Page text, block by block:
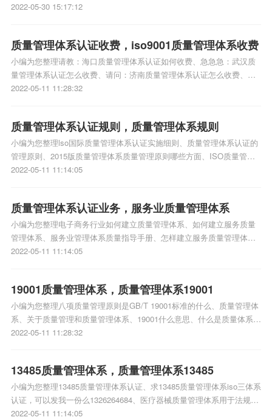
证必须弄吗相关iso体系认证知识，详情可查看下方正文！
2022-05-30 15:17:12
质量管理体系认证收费，iso9001质量管理体系收费
小编为您整理请教：海口质量管理体系认证如何收费、急急急：武汉质
量管理体系认证怎么收费、请问：济南质量管理体系认证怎么收费、在
线等：上海市质量管理体系认证怎么收费、请教：上海市质量管理体系
2022-05-11 11:28:32
质量管理体系认证规则，质量管理体系规则
小编为您整理lso国际质量管理体系认证实施细则、质量管理体系认证的
管理原则、2015版质量管理体系质量管理原则哪些方面、ISO质量管理
体系的iso三体系认证编码规则谁有、质量管理体系认证哪里正规啊相关
2022-05-11 11:14:05
质量管理体系认证业务，服务业质量管理体系
小编为您整理电子商务行业如何建立质量管理体系、如何建立服务质量
管理体系、服务业管理体系质量指导手册、怎样建立服务质量管理体
系、iso9001质量管理体系认证服务比较到位吗相关iso体系认证知识，
2022-05-11 11:14:05
19001质量管理体系，质量管理体系19001
小编为您整理八项质量管理原则是GB/T 19001标准的什么、质量管理体
系、关于质量管理和质量管理体系、19001什么意思、什么是质量体系什
么是管理体系什么是质量管理体系相关iso体系认证知识，详情可查看下
2022-05-11 11:28:32
13485质量管理体系，质量管理体系13485
小编为您整理13485质量管理体系认证、求13485质量管理体系iso三体系
认证，可以发我一份么1326264684、医疗器械质量管理体系用于法规的
要求（ISO 13485:2003）有没有比这个还新的版本呀、请教：是
2022-05-11 11:14:05